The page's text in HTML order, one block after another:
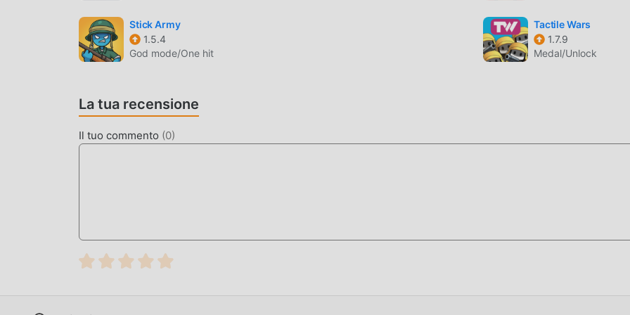
amanti del gioco di strategy possano godersi appieno la felicità portato da Stick Hero: Tower Defense 1.0.108
MOD. UNICA
inevitabilmente far sentire le persone stanche, ma ora l'emergere delle mod ha riscritto questa situazione.
è necessario spendere la maggior parte delle tue energie e ripetere l'""accumulo"" leggermente noioso. Le
possono aiutarti facilmente a omettere questo processo, aiutandoti così a concentrarti sul goderti la gioia del
gratuita Stick Hero: Tower Defense 1.0.108 nel pacchetto di installazione moddroid con un clic e ci sono più
mod popolari gratuiti che ti aspettano gioca, cosa aspetti, scaricalo ora!
Stick Army
1.5.4
God mode/One hit
Tactile Wars
1.7.9
Medal/Unlock
La tua recensione
Il tuo commento (0)